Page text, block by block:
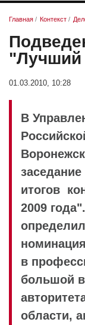
Главная / Контекст /
"Лучший
01.03.2010, 10:28
В
итогов
2009
в
большой
области,